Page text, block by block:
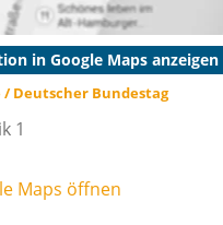
in Google Maps anzeigen
/ Deutscher Bundestag
1
Maps öffnen